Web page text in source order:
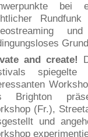
and create!
Brighton
(Fr.),
und